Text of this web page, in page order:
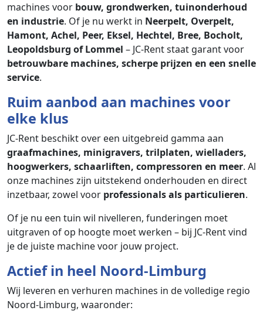
machines voor bouw, grondwerken, tuinonderhoud
en industrie. Of je nu werkt in Neerpelt, Overpelt,
Hamont, Achel, Peer, Eksel, Hechtel, Bree, Bocholt,
Leopoldsburg of Lommel – JC-Rent staat garant voor
betrouwbare machines, scherpe prijzen en een snelle
service.
Ruim aanbod aan machines voor
elke klus
JC-Rent beschikt over een uitgebreid gamma aan
graafmachines, minigravers, trilplaten, wielladers,
hoogwerkers, schaarliften, compressoren en meer. Al
onze machines zijn uitstekend onderhouden en direct
inzetbaar, zowel voor professionals als particulieren.
Of je nu een tuin wil nivelleren, funderingen moet
uitgraven of op hoogte moet werken – bij JC-Rent vind
je de juiste machine voor jouw project.
Actief in heel Noord-Limburg
Wij leveren en verhuren machines in de volledige regio
Noord-Limburg, waaronder: